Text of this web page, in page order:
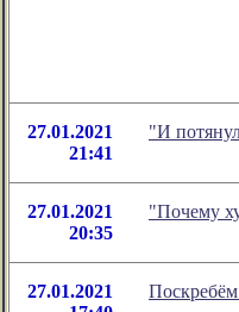
27.01.2021
21:41
"И
27.01.2021
20:35
"Почему
27.01.2021